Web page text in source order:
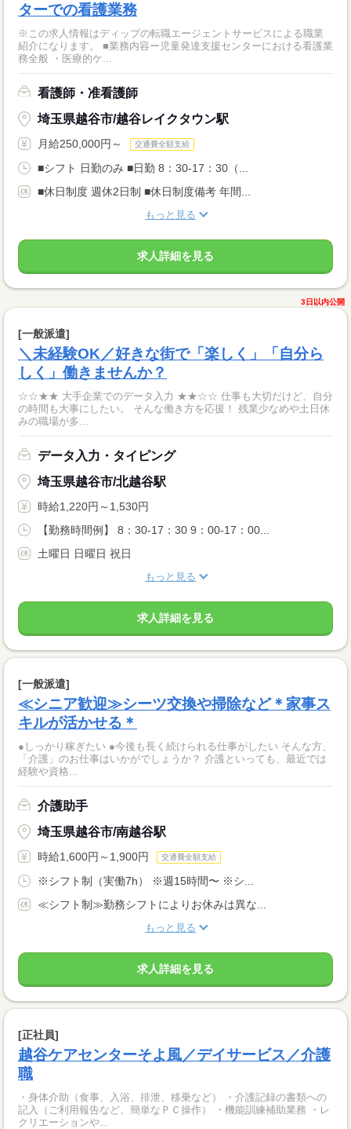
ターでの看護業務
※この求人情報はディップの転職エージェントサービスによる職業
紹介になります。 ■業務内容ー児童発達支援センターにおける看護業
務全般 ・医療的ケ...
看護師・准看護師
埼玉県越谷市/越谷レイクタウン駅
月給250,000円～ 交通費全額支給
■シフト 日勤のみ ■日勤 8：30-17：30（...
■休日制度 週休2日制 ■休日制度備考 年間...
もっと見る
求人詳細を見る
3日以内公開
[一般派遣]
＼未経験OK／好きな街で「楽しく」「自分ら
しく」働きませんか？
☆☆★★ 大手企業でのデータ入力 ★★☆☆ 仕事も大切だけど、自分
の時間も大事にしたい。 そんな働き方を応援！ 残業少なめや土日休
みの職場が多...
データ入力・タイピング
埼玉県越谷市/北越谷駅
時給1,220円～1,530円
【勤務時間例】 8：30-17：30 9：00-17：00...
土曜日 日曜日 祝日
もっと見る
求人詳細を見る
[一般派遣]
≪シニア歓迎≫シーツ交換や掃除など＊家事ス
キルが活かせる＊
●しっかり稼ぎたい ●今後も長く続けられる仕事がしたい そんな方、
「介護」のお仕事はいかがでしょうか？ 介護といっても、最近では
経験や資格...
介護助手
埼玉県越谷市/南越谷駅
時給1,600円～1,900円 交通費全額支給
※シフト制（実働7h） ※週15時間〜 ※シ...
≪シフト制≫勤務シフトによりお休みは異な...
もっと見る
求人詳細を見る
[正社員]
越谷ケアセンターそよ風／デイサービス／介護
職
・身体介助（食事、入浴、排泄、移乗など） ・介護記録の書類への
記入（ご利用報告など、簡単なＰＣ操作） ・機能訓練補助業務 ・レ
クリエーションや...